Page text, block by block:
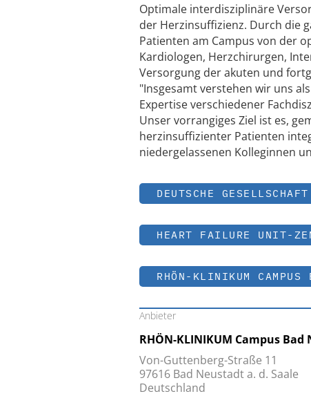
Optimale interdisziplinäre
der Herzinsuffizienz. Durch die
Patienten am Campus von der
Kardiologen, Herzchirurgen,
Versorgung der akuten und
"Insgesamt verstehen wir uns
Expertise verschiedener
Unser vorrangiges Ziel ist es,
herzinsuffizienter Patienten
niedergelassenen Kolleginnen
DEUTSCHE
HEART FAILURE UNIT-
RHÖN-KLINIKUM CAMPUS
Anbieter
RHÖN-KLINIKUM Campus
Von-Guttenberg-Straße 11
97616 Bad Neustadt a. d. Saale
Deutschland